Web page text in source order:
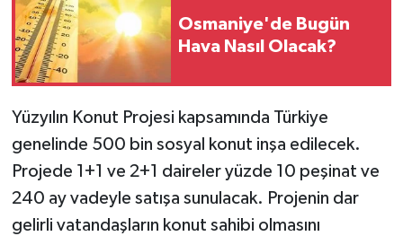
Osmaniye'de Bugün
Hava Nasıl Olacak?
Yüzyılın Konut Projesi kapsamında Türkiye
genelinde 500 bin sosyal konut inşa edilecek.
Projede 1+1 ve 2+1 daireler yüzde 10 peşinat ve
240 ay vadeyle satışa sunulacak. Projenin dar
gelirli vatandaşların konut sahibi olmasını